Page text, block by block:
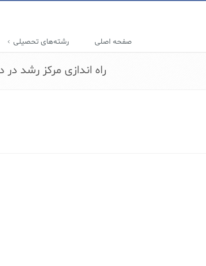
صفحه اصلی رشته‌های تحصیلی
راه اندازی مرکز رشد در